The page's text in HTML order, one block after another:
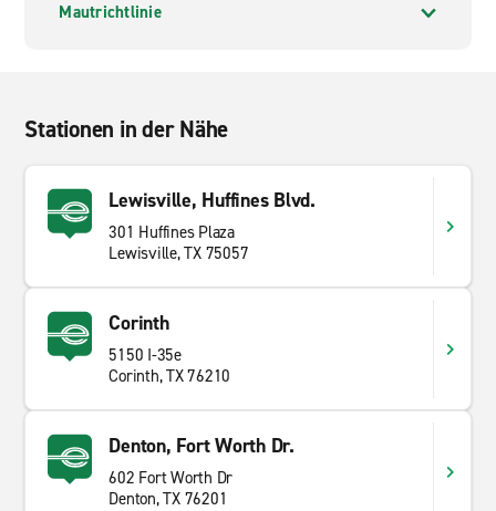
Mautrichtlinie
Stationen in der Nähe
Lewisville, Huffines Blvd.
301 Huffines Plaza
Lewisville, TX 75057
Corinth
5150 I-35e
Corinth, TX 76210
Denton, Fort Worth Dr.
602 Fort Worth Dr
Denton, TX 76201